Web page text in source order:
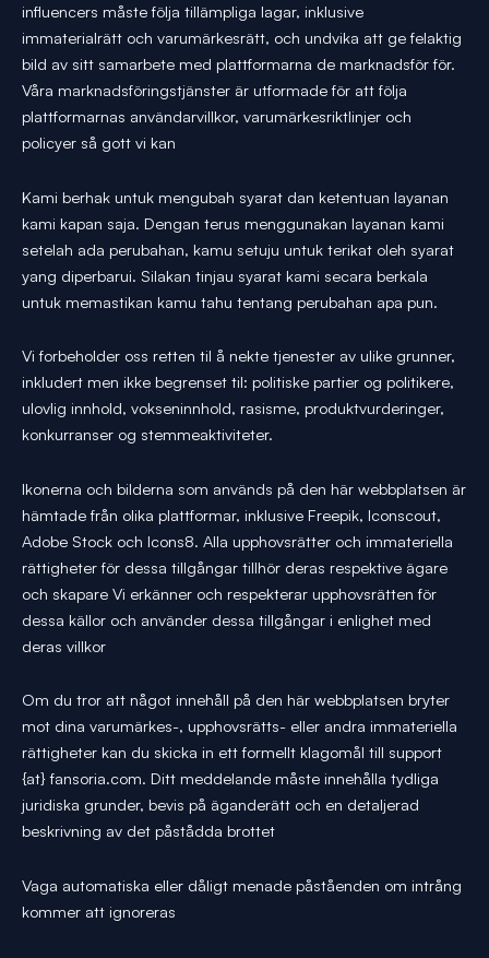
influencers måste följa tillämpliga lagar, inklusive
immaterialrätt och varumärkesrätt, och undvika att ge felaktig
bild av sitt samarbete med plattformarna de marknadsför för.
Våra marknadsföringstjänster är utformade för att följa
plattformarnas användarvillkor, varumärkesriktlinjer och
policyer så gott vi kan
Kami berhak untuk mengubah syarat dan ketentuan layanan
kami kapan saja. Dengan terus menggunakan layanan kami
setelah ada perubahan, kamu setuju untuk terikat oleh syarat
yang diperbarui. Silakan tinjau syarat kami secara berkala
untuk memastikan kamu tahu tentang perubahan apa pun.
Vi forbeholder oss retten til å nekte tjenester av ulike grunner,
inkludert men ikke begrenset til: politiske partier og politikere,
ulovlig innhold, vokseninnhold, rasisme, produktvurderinger,
konkurranser og stemmeaktiviteter.
Ikonerna och bilderna som används på den här webbplatsen är
hämtade från olika plattformar, inklusive Freepik, Iconscout,
Adobe Stock och Icons8. Alla upphovsrätter och immateriella
rättigheter för dessa tillgångar tillhör deras respektive ägare
och skapare Vi erkänner och respekterar upphovsrätten för
dessa källor och använder dessa tillgångar i enlighet med
deras villkor
Om du tror att något innehåll på den här webbplatsen bryter
mot dina varumärkes-, upphovsrätts- eller andra immateriella
rättigheter kan du skicka in ett formellt klagomål till support
{at} fansoria.com. Ditt meddelande måste innehålla tydliga
juridiska grunder, bevis på äganderätt och en detaljerad
beskrivning av det påstådda brottet
Vaga automatiska eller dåligt menade påståenden om intrång
kommer att ignoreras